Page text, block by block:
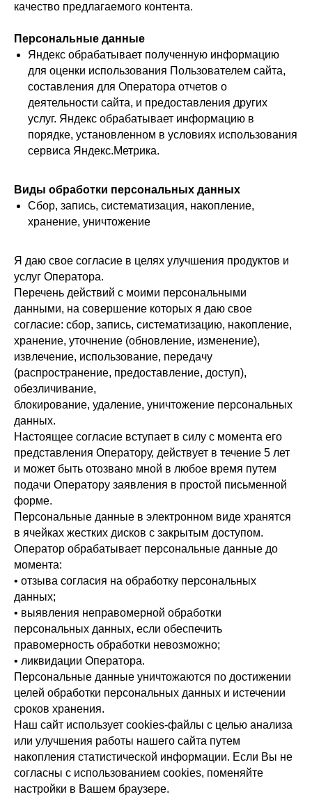
качество предлагаемого контента.
Персональные данные
Яндекс обрабатывает полученную информацию
для оценки использования Пользователем сайта,
составления для Оператора отчетов о
деятельности сайта, и предоставления других
услуг. Яндекс обрабатывает информацию в
порядке, установленном в условиях использования
сервиса Яндекс.Метрика.
Виды обработки персональных данных
Сбор, запись, систематизация, накопление,
хранение, уничтожение
Я даю свое согласие в целях улучшения продуктов и
услуг Оператора.
Перечень действий с моими персональными
данными, на совершение которых я даю свое
согласие: сбор, запись, систематизацию, накопление,
хранение, уточнение (обновление, изменение),
извлечение, использование, передачу
(распространение, предоставление, доступ),
обезличивание,
блокирование, удаление, уничтожение персональных
данных.
Настоящее согласие вступает в силу с момента его
представления Оператору, действует в течение 5 лет
и может быть отозвано мной в любое время путем
подачи Оператору заявления в простой письменной
форме.
Персональные данные в электронном виде хранятся
в ячейках жестких дисков с закрытым доступом.
Оператор обрабатывает персональные данные до
момента:
• отзыва согласия на обработку персональных
данных;
• выявления неправомерной обработки
персональных данных, если обеспечить
правомерность обработки невозможно;
• ликвидации Оператора.
Персональные данные уничтожаются по достижении
целей обработки персональных данных и истечении
сроков хранения.
Наш сайт использует cookies-файлы с целью анализа
или улучшения работы нашего сайта путем
накопления статистической информации. Если Вы не
согласны с использованием cookies, поменяйте
настройки в Вашем браузере.